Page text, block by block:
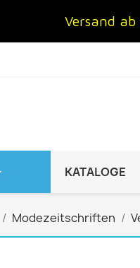
Versand
/ KIND
KATALOGE
Modezeitschriften